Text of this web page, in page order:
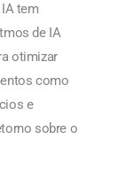
tem
de IA
otimizar
como
e
sobre o